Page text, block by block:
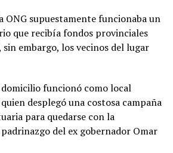
ONG supuestamente funcionaba un
que recibía fondos provinciales
embargo, los vecinos del lugar
funcionó como local
desplegó una costosa campaña
para quedarse con la
del ex gobernador Omar